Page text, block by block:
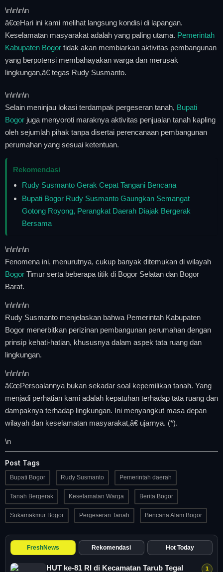
\n\n\n\n
â€œHari ini kami melihat langsung kondisi di lapangan.
Keselamatan masyarakat adalah yang paling utama. Pemerintah
Kabupaten Bogor tidak akan membiarkan aktivitas pembangunan
yang berpotensi membahayakan warga dan merusak
lingkungan,â€ tegas Rudy Susmanto.
\n\n\n\n
Selain meninjau lokasi terdampak pergeseran tanah, Bupati
Bogor juga menyoroti maraknya aktivitas penjualan tanah kapling
oleh sejumlah pihak tanpa disertai perencanaan pembangunan
perumahan yang sesuai ketentuan.
Rekomendasi
Rudy Susmanto Gerak Cepat Tangani Bencana
Bupati Bogor Rudy Susmanto Gaungkan Semangat
Gotong Royong, Perangkat Daerah Diajak Bergerak
Bersama
\n\n\n\n
Fenomena ini, menurutnya, cukup banyak ditemukan di wilayah
Bogor Timur serta beberapa titik di Bogor Selatan dan Bogor
Barat.
\n\n\n\n
Rudy Susmanto menjelaskan bahwa Pemerintah Kabupaten
Bogor menerbitkan perizinan pembangunan perumahan dengan
prinsip kehati-hatian, khususnya dalam aspek tata ruang dan
lingkungan.
\n\n\n\n
â€œPersoalannya bukan sekadar soal kepemilikan tanah. Yang
menjadi perhatian kami adalah kepatuhan terhadap tata ruang dan
dampaknya terhadap lingkungan. Ini menyangkut masa depan
wilayah dan keselamatan masyarakat,â€ ujarnya. (*).
\n
Post Tags
Bupati Bogor Rudy Susmanto Pemerintah daerah
Tanah Bergerak Keselamatan Warga Berita Bogor
Sukamakmur Bogor Pergeseran Tanah Bencana Alam Bogor
FreshNews Rekomendasi Hot Today
HUT ke-81 RI di Kecamatan Tarub Tegal